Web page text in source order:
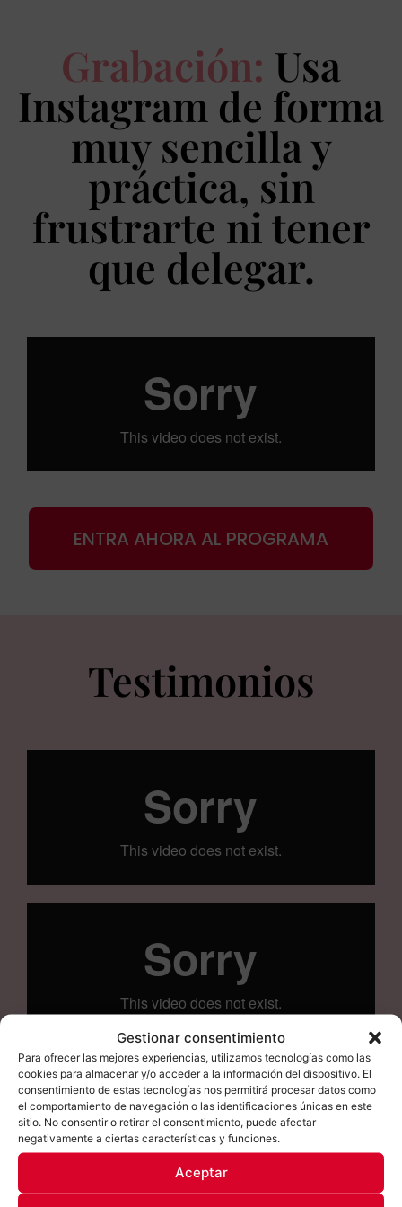
Gestionar consentimiento
Para ofrecer las mejores experiencias, utilizamos tecnologías como las
cookies para almacenar y/o acceder a la información del dispositivo. El
consentimiento de estas tecnologías nos permitirá procesar datos como
el comportamiento de navegación o las identificaciones únicas en este
sitio. No consentir o retirar el consentimiento, puede afectar
negativamente a ciertas características y funciones.
Aceptar
Grabación: Usa
Instagram de forma
muy sencilla y
práctica, sin
frustrarte ni tener
que delegar.
ENTRA AHORA AL PROGRAMA
Testimonios
ENTRA AHORA AL PROGRAMA